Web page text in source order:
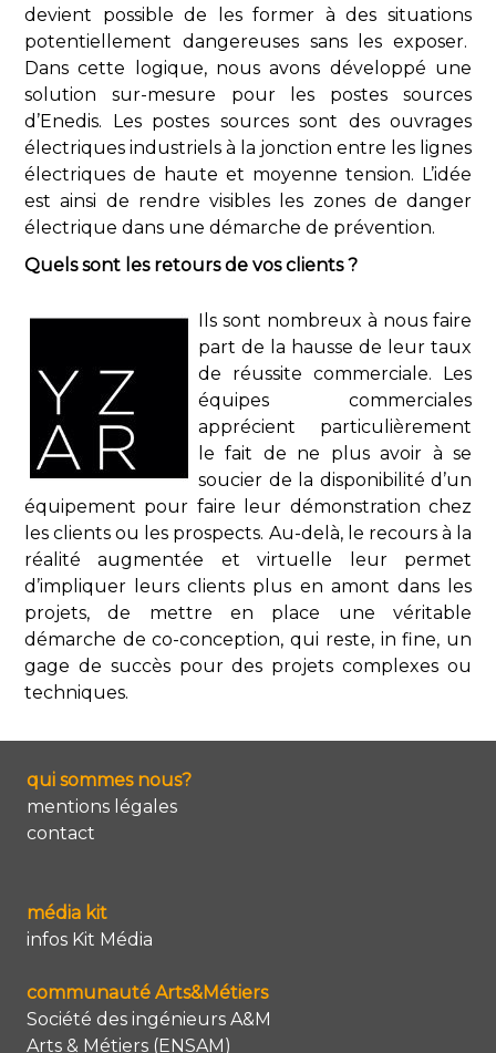
devient possible de les former à des situations
potentiellement dangereuses sans les exposer.
Dans cette logique, nous avons développé une
solution sur-mesure pour les postes sources
d’Enedis. Les postes sources sont des ouvrages
électriques industriels à la jonction entre les lignes
électriques de haute et moyenne tension. L’idée
est ainsi de rendre visibles les zones de danger
électrique dans une démarche de prévention.
Quels sont les retours de vos clients ?
Ils sont nombreux à nous faire
part de la hausse de leur taux
de réussite commerciale. Les
équipes commerciales
apprécient particulièrement
le fait de ne plus avoir à se
soucier de la disponibilité d’un
équipement pour faire leur démonstration chez
les clients ou les prospects. Au-delà, le recours à la
réalité augmentée et virtuelle leur permet
d’impliquer leurs clients plus en amont dans les
projets, de mettre en place une véritable
démarche de co-conception, qui reste, in fine, un
gage de succès pour des projets complexes ou
techniques.
qui sommes nous?
mentions légales
contact
média kit
infos Kit Média
communauté Arts&Métiers
Société des ingénieurs A&M
Arts & Métiers (ENSAM)